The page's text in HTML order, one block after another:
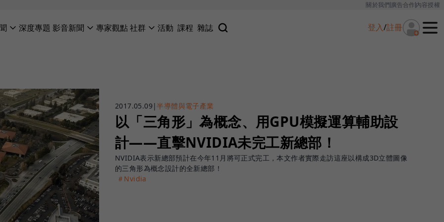
關於我們廣告合作內容授權
深度專題 影音新聞 專家觀點社群 活動 課程 雜誌 登入/註冊
2017.05.09 |半導體與電子產業
以「三角形」為概念、用GPU模擬運算輔助設
計——直擊NVIDIA未完工新總部！
NVIDIA表示新總部預計在今年11月將可正式完工，本文作者實際走訪這座以構成3D立體圖像
的三角形為概念設計的全新總部！
＃Nvidia